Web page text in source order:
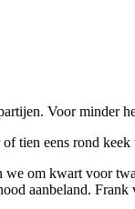
Voor minder
tien eens rond keek
om kwart voor
aanbeland.